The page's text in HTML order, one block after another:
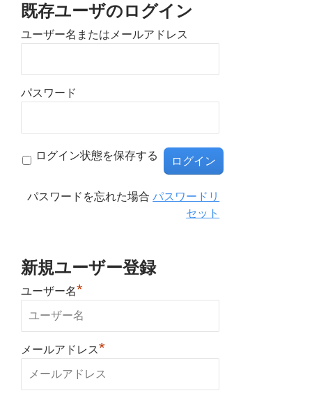
既存ユーザのログイン
ユーザー名またはメールアドレス
パスワード
ログイン状態を保存する
パスワードを忘れた場合パスワードリ
セット
新規ユーザー登録
ユーザー名*
メールアドレス*